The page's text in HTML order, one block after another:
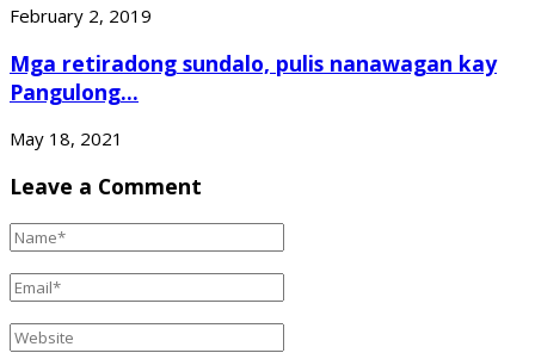
February 2, 2019
Mga retiradong sundalo, pulis nanawagan kay
Pangulong...
May 18, 2021
Leave a Comment